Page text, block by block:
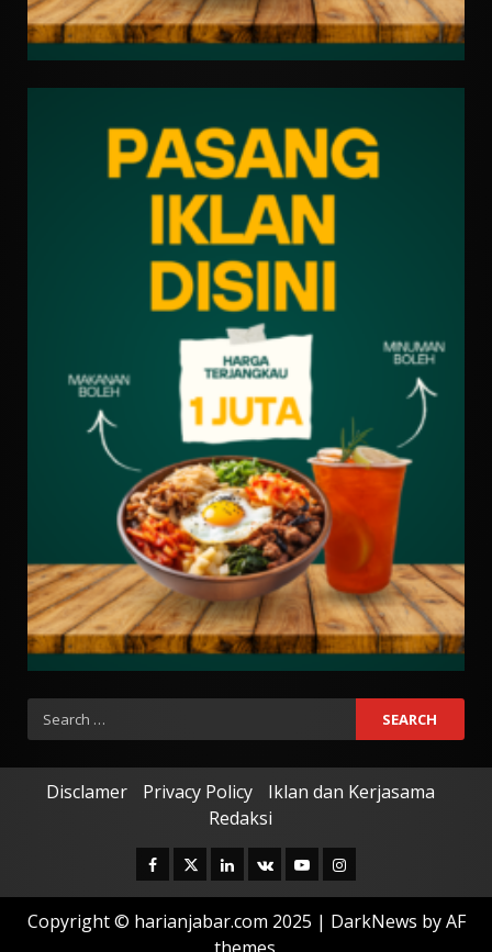
Search
for:
Disclamer Privacy Policy
Iklan dan Kerjasama
Redaksi
Facebook
TwitterLinkedin
VK YoutubeInstagram
Copyright © harianjabar.com 2025 | DarkNews by AF